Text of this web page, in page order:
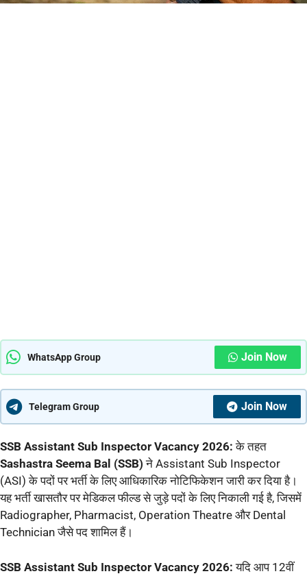
WhatsApp Group Join Now
Telegram Group Join Now
SSB Assistant Sub Inspector Vacancy 2026:के तहत
Sashastra Seema Bal (SSB) ने Assistant Sub Inspector
(ASI) के पदों पर भर्ती के लिए आधिकारिक नोटिफिकेशन जारी कर दिया है।
यह भर्ती खासतौर पर मेडिकल फील्ड से जुड़े पदों के लिए निकाली गई है, जिसमें
Radiographer, Pharmacist, Operation Theatre और Dental
Technician जैसे पद शामिल हैं।
SSB Assistant Sub Inspector Vacancy 2026: यदि आप 12वीं